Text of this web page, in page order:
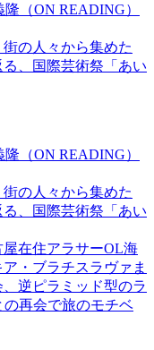
（ON READING）
の人々から集めた
、国際芸術祭「あい
（ON READING）
の人々から集めた
、国際芸術祭「あい
在住アラサーOL海
・ブラチスラヴァま
逆ピラミッド型のラ
再会で旅のモチベ